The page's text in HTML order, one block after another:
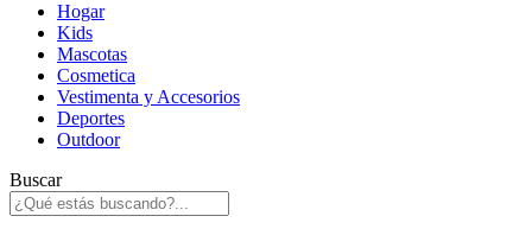
Hogar
Kids
Mascotas
Cosmetica
Vestimenta y Accesorios
Deportes
Outdoor
Buscar